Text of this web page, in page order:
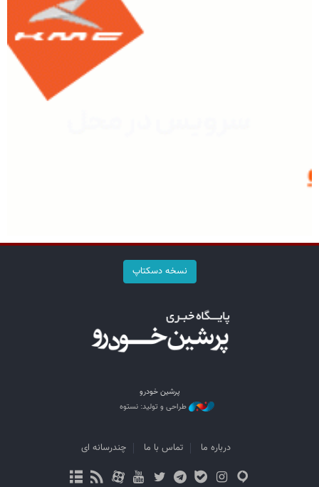
نسخه دسکتاپ
پرشین خودرو
طراحی و تولید: نستوه
درباره ما تماس با ما چندرسانه ای